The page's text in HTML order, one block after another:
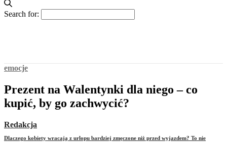
Search for:
Dlaczego kobiety wracają z urlopu bardziej zmęczone niż przed wyjazdem? To nie
emocje
Prezent na Walentynki dla niego – co
kupić, by go zachwycić?
Redakcja